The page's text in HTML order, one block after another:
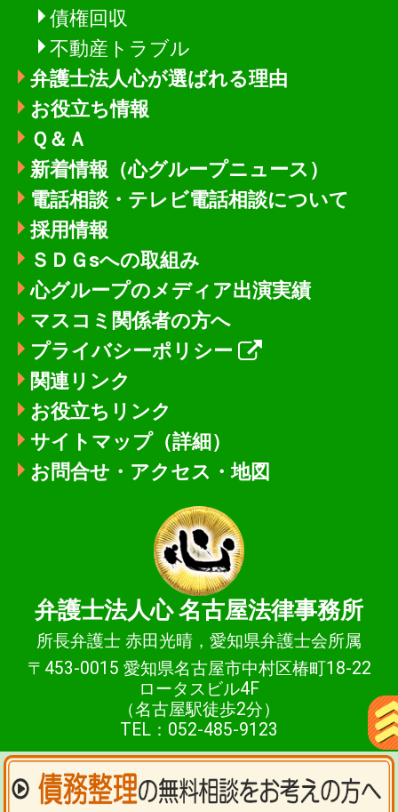
債権回収
不動産トラブル
弁護士法人心が選ばれる理由
お役立ち情報
Ｑ＆Ａ
新着情報 （心グループニュース）
電話相談・テレビ電話相談について
採用情報
ＳＤＧsへの取組み
心グループのメディア出演実績
マスコミ関係者の方へ
プライバシーポリシー
関連リンク
お役立ちリンク
サイトマップ（詳細）
お問合せ・アクセス・地図
弁護士法人心名古屋法律事務所
所長弁護士 赤田光晴，愛知県弁護士会所属
〒453-0015 愛知県名古屋市中村区椿町18-22
ロータスビル4F
（名古屋駅徒歩2分）
TEL：052-485-9123